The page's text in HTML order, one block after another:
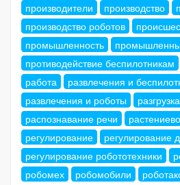
производители
производство
производство роботов
промышленность
противодействие беспилотникам
работа
развлечения и
развлечения и роботы
разгрузка
распознавание речи
регулирование
регулирование
регулирование робототехники
робомех
робомобили